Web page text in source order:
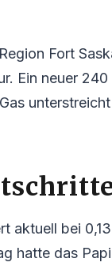
Fort
Ein neuer
aktuell bei
hatte das